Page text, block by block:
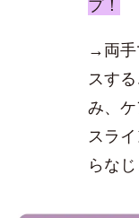
プ！
→両手
スす
み、
スラ
らな